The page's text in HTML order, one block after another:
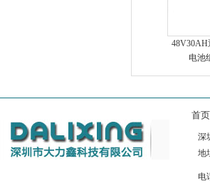
48V30AH
电池
首页
深
地
电